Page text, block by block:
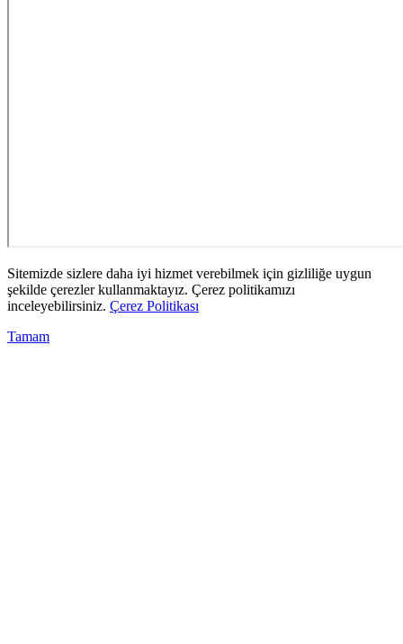
Sitemizde sizlere daha iyi hizmet verebilmek için gizliliğe uygun
şekilde çerezler kullanmaktayız. Çerez politikamızı
inceleyebilirsiniz. Çerez Politikası
Tamam